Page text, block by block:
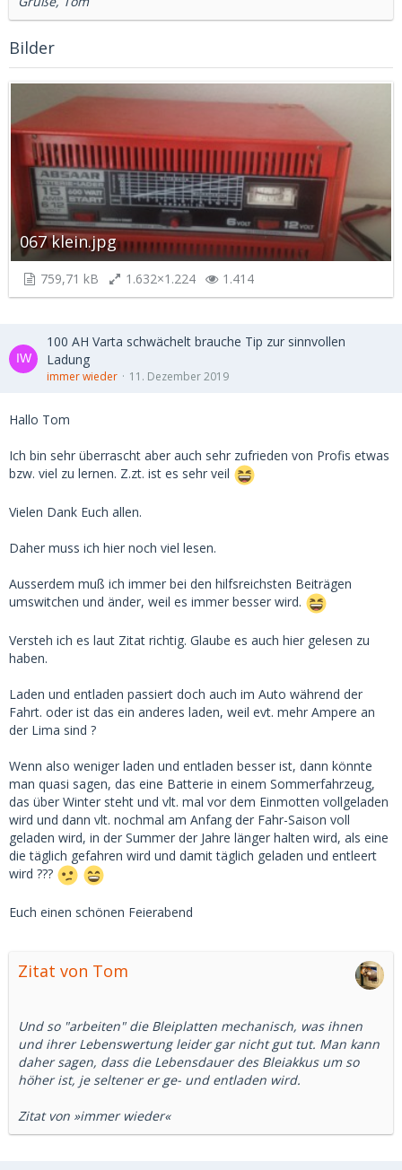
Bilder
067 klein.jpg
759,71 kB 1.632×1.224 1.414
100 AH Varta schwächelt brauche Tip zur sinnvollen
Ladung
immer wieder 11. Dezember 2019
Hallo Tom
Ich bin sehr überrascht aber auch sehr zufrieden von Profis etwas
bzw. viel zu lernen. Z.zt. ist es sehr veil
Vielen Dank Euch allen.
Daher muss ich hier noch viel lesen.
Ausserdem muß ich immer bei den hilfsreichsten Beiträgen
umswitchen und änder, weil es immer besser wird.
Versteh ich es laut Zitat richtig. Glaube es auch hier gelesen zu
haben.
Laden und entladen passiert doch auch im Auto während der
Fahrt. oder ist das ein anderes laden, weil evt. mehr Ampere an
der Lima sind ?
Wenn also weniger laden und entladen besser ist, dann könnte
man quasi sagen, das eine Batterie in einem Sommerfahrzeug,
das über Winter steht und vlt. mal vor dem Einmotten vollgeladen
wird und dann vlt. nochmal am Anfang der Fahr-Saison voll
geladen wird, in der Summer der Jahre länger halten wird, als eine
die täglich gefahren wird und damit täglich geladen und entleert
wird ???
Euch einen schönen Feierabend
Zitat von Tom
Und so "arbeiten" die Bleiplatten mechanisch, was ihnen
und ihrer Lebenswertung leider gar nicht gut tut. Man kann
daher sagen, dass die Lebensdauer des Bleiakkus um so
höher ist, je seltener er ge- und entladen wird.
Zitat von »immer wieder«